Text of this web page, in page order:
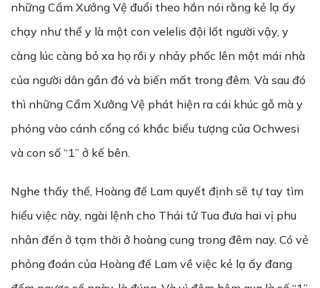
những Cẩm Xưởng Vệ đuổi theo hắn nói rằng kẻ lạ ấy
chạy như thể y là một con velelis đội lốt người vậy, y
càng lúc càng bỏ xa họ rồi y nhảy phốc lên một mái nhà
của người dân gần đó và biến mất trong đêm. Và sau đó
thì những Cẩm Xưởng Vệ phát hiện ra cái khúc gỗ mà y
phóng vào cánh cổng có khắc biểu tượng của Ochwesi
và con số “1” ở kế bên.
Nghe thấy thế, Hoàng đế Lam quyết định sẽ tự tay tìm
hiểu việc này, ngài lệnh cho Thái tử Tua đưa hai vị phu
nhân đến ở tạm thời ở hoàng cung trong đêm nay. Có vẻ
phỏng đoán của Hoàng đế Lam về việc kẻ lạ ấy đang